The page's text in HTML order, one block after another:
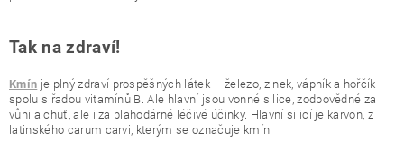
Tak na zdraví!
Kmín je plný zdraví prospěšných látek – železo, zinek, vápník a hořčík
spolu s řadou vitamínů B. Ale hlavní jsou vonné silice, zodpovědné za
vůni a chuť, ale i za blahodárné léčivé účinky. Hlavní silicí je karvon, z
latinského carum carvi, kterým se označuje kmín.